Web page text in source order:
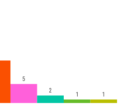
5
2
1 1